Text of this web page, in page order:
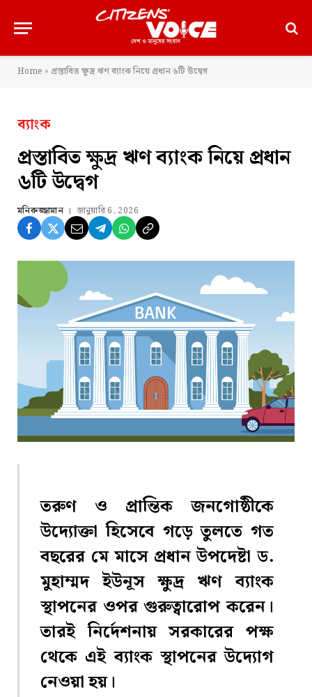
Home » প্রস্তাবিত ক্ষুদ্র ঋণ ব্যাংক নিয়ে প্রধান ৬টি উদ্বেগ
ব্যাংক
প্রস্তাবিত ক্ষুদ্র ঋণ ব্যাংক নিয়ে প্রধান
৬টি উদ্বেগ
মনিরুজ্জামান জানুয়ারি 6, 2026
তরুণ ও প্রান্তিক জনগোষ্ঠীকে
উদ্যোক্তা হিসেবে গড়ে তুলতে গত
বছরের মে মাসে প্রধান উপদেষ্টা ড.
মুহাম্মদ ইউনূস ক্ষুদ্র ঋণ ব্যাংক
স্থাপনের ওপর গুরুত্বারোপ করেন।
তারই নির্দেশনায় সরকারের পক্ষ
থেকে এই ব্যাংক স্থাপনের উদ্যোগ
নেওয়া হয়।